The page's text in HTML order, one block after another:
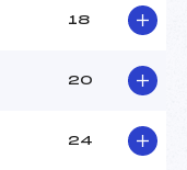
18
20
24